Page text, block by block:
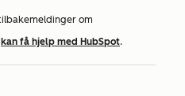
om
kan få hjelp med HubSpot.